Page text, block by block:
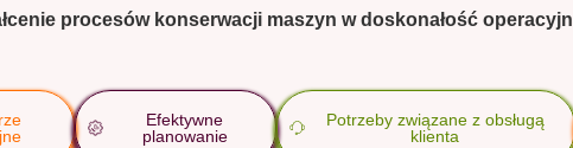
procesów konserwacji maszyn w doskonałość
Efektywne
planowanie
Potrzeby związane z obsługą
klienta